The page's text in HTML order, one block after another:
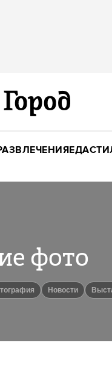
ЕДА
фото
новости